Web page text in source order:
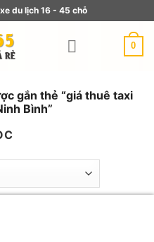
du lịch 16 - 45 chỗ
0
gắn thẻ “giá thuê taxi
Bình”